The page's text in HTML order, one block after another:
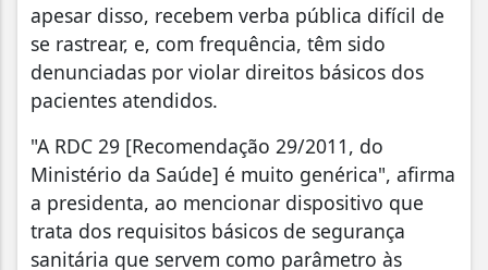
apesar disso, recebem verba pública difícil de
se rastrear, e, com frequência, têm sido
denunciadas por violar direitos básicos dos
pacientes atendidos.
"A RDC 29 [Recomendação 29/2011, do
Ministério da Saúde] é muito genérica", afirma
a presidenta, ao mencionar dispositivo que
trata dos requisitos básicos de segurança
sanitária que servem como parâmetro às